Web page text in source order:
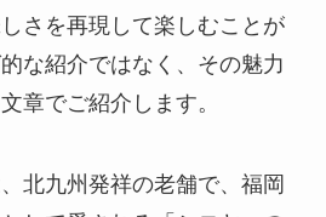
さを再現して楽しむことが
な紹介ではなく、その魅力
章でご紹介します。
北九州発祥の老舗で、福岡